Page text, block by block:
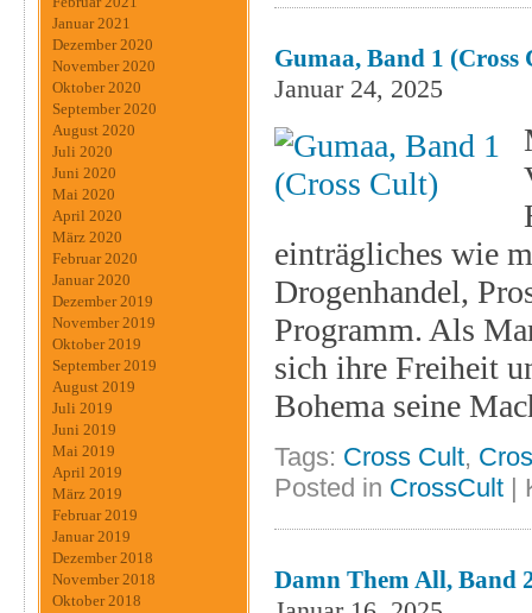
Januar 2021
Dezember 2020
November 2020
Oktober 2020
September 2020
August 2020
Juli 2020
Juni 2020
Mai 2020
April 2020
März 2020
Februar 2020
Januar 2020
Dezember 2019
November 2019
Oktober 2019
September 2019
August 2019
Juli 2019
Juni 2019
Mai 2019
April 2019
März 2019
Februar 2019
Januar 2019
Dezember 2018
November 2018
Oktober 2018
Gumaa, Band 1 (Cross
Januar 24, 2025
einträgliches wie
Drogenhandel,
Programm. Als
sich ihre Freiheit
Bohema seine
Tags: Cross Cult,
Posted in CrossCult |
Damn Them All, Band